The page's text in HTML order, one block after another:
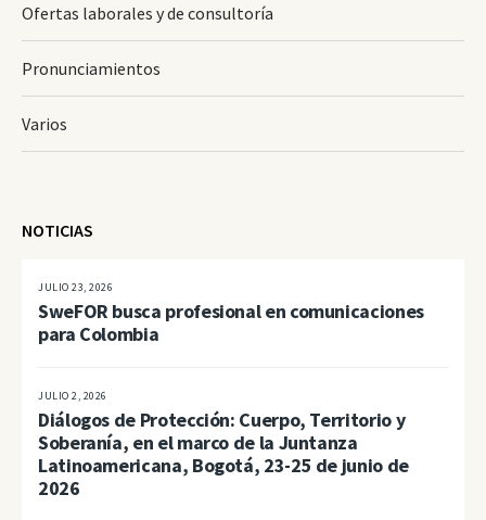
Ofertas laborales y de consultoría
Pronunciamientos
Varios
NOTICIAS
JULIO 23, 2026
SweFOR busca profesional en comunicaciones
para Colombia
JULIO 2, 2026
Diálogos de Protección: Cuerpo, Territorio y
Soberanía, en el marco de la Juntanza
Latinoamericana, Bogotá, 23-25 de junio de
2026